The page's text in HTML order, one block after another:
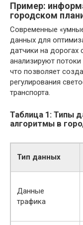
Пример:
городском
Современные
данных для
датчики на дорогах
анализируют
что позволяет
регулирования
транспорта.
Таблица 1: Типы
алгоритмы в
Тип данных
Данные
трафика